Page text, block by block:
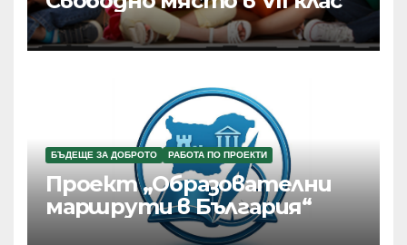
БЪДЕЩЕ ЗА ДОБРОТО РАБОТА ПО ПРОЕКТИ
Проект „Образователни
маршрути в България“